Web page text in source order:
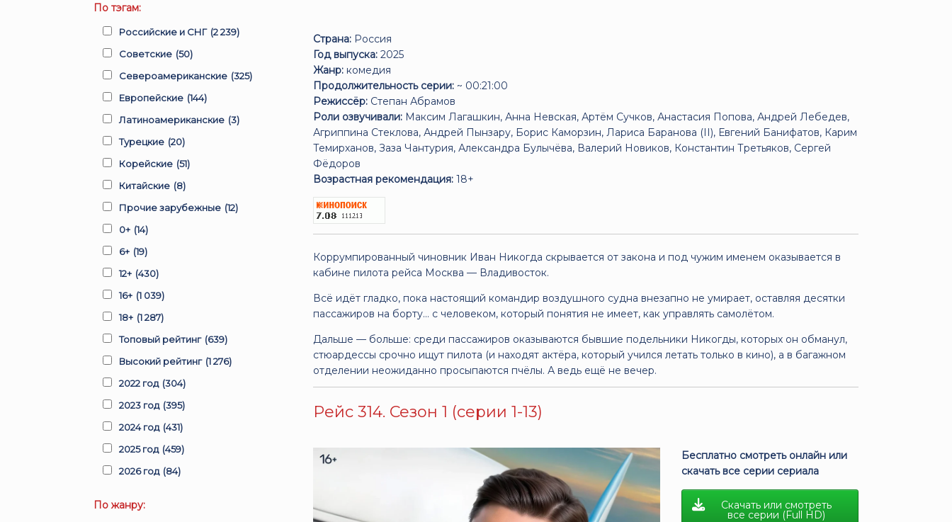
Страна: Россия
Год выпуска: 2025
Жанр: комедия
Продолжительность серии: ~ 00:21:00
Режиссёр: Степан Абрамов
Роли озвучивали: Максим Лагашкин, Анна Невская, Артём Сучков, Анастасия Попова, Андрей Лебедев,
Агриппина Стеклова, Андрей Пынзару, Борис Каморзин, Лариса Баранова (II), Евгений Банифатов, Карим
Темирханов, Заза Чантурия, Александра Булычёва, Валерий Новиков, Константин Третьяков, Сергей
Фёдоров
Возрастная рекомендация: 18+
Коррумпированный чиновник Иван Никогда скрывается от закона и под чужим именем оказывается в
кабине пилота рейса Москва — Владивосток.
Всё идёт гладко, пока настоящий командир воздушного судна внезапно не умирает, оставляя десятки
пассажиров на борту… с человеком, который понятия не имеет, как управлять самолётом.
Дальше — больше: среди пассажиров оказываются бывшие подельники Никогды, которых он обманул,
стюардессы срочно ищут пилота (и находят актёра, который учился летать только в кино), а в багажном
отделении неожиданно просыпаются пчёлы. А ведь ещё не вечер.
Рейс 314. Сезон 1 (серии 1-13)
Бесплатно смотреть онлайн или
скачать все серии сериала
Скачать или смотреть
все серии (Full HD)
По тэгам:
Российские и СНГ (2 239)
Советские (50)
Североамериканские (325)
Европейские (144)
Латиноамериканские (3)
Турецкие (20)
Корейские (51)
Китайские (8)
Прочие зарубежные (12)
0+ (14)
6+ (19)
12+ (430)
16+ (1 039)
18+ (1 287)
Топовый рейтинг (639)
Высокий рейтинг (1 276)
2022 год (304)
2023 год (395)
2024 год (431)
2025 год (459)
2026 год (84)
По жанру: